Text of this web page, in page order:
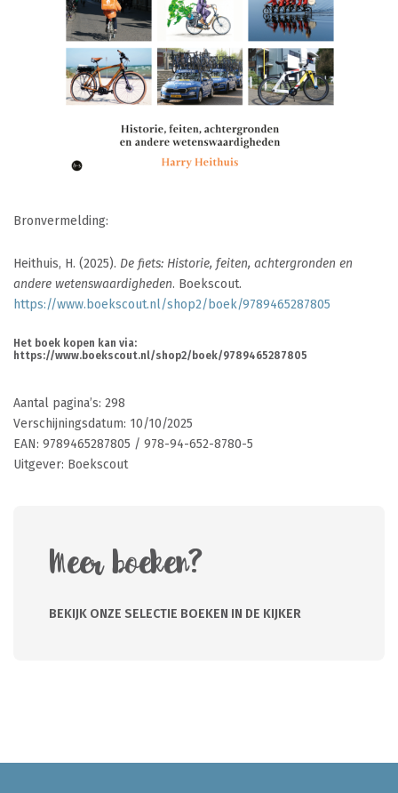
Bronvermelding:
Heithuis, H. (2025). De fiets: Historie, feiten, achtergronden en
andere wetenswaardigheden. Boekscout.
https://www.boekscout.nl/shop2/boek/9789465287805
Het boek kopen kan via:
https://www.boekscout.nl/shop2/boek/9789465287805
Aantal pagina’s: 298
Verschijningsdatum: 10/10/2025
EAN: 9789465287805 / 978-94-652-8780-5
Uitgever: Boekscout
Meer boeken?
BEKIJK ONZE SELECTIE BOEKEN IN DE KIJKER